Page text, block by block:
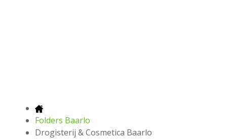
Folders Baarlo
Drogisterij & Cosmetica Baarlo